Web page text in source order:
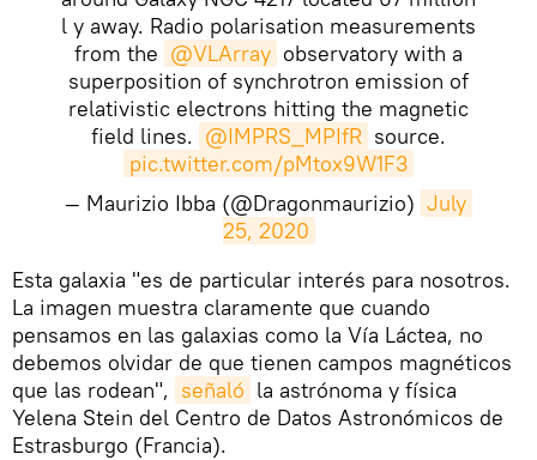
l y away. Radio polarisation measurements
from the @VLArray observatory with a
superposition of synchrotron emission of
relativistic electrons hitting the magnetic
field lines. @IMPRS_MPIfR source.
pic.twitter.com/pMtox9W1F3
— Maurizio Ibba (@Dragonmaurizio) July
25, 2020
Esta galaxia "es de particular interés para nosotros.
La imagen muestra claramente que cuando
pensamos en las galaxias como la Vía Láctea, no
debemos olvidar de que tienen campos magnéticos
que las rodean", señaló la astrónoma y física
Yelena Stein del Centro de Datos Astronómicos de
Estrasburgo (Francia).